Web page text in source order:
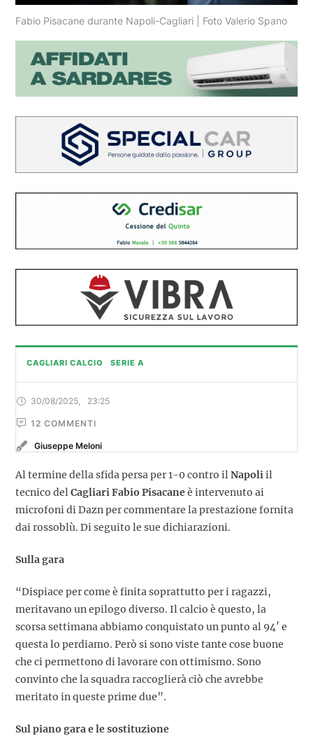
Fabio Pisacane durante Napoli-Cagliari | Foto Valerio Spano
CAGLIARI CALCIO SERIE A
30/08/2025 23:25
12 COMMENTI
Giuseppe Meloni
Al termine della sfida persa per 1-0 contro ilNapoliil
tecnico delCagliari Fabio Pisacaneè intervenuto ai
microfoni di Dazn per commentare la prestazione fornita
dai rossoblù. Di seguito le sue dichiarazioni.
Sulla gara
“Dispiace per come è finita soprattutto per i ragazzi,
meritavano un epilogo diverso. Il calcio è questo, la
scorsa settimana abbiamo conquistato un punto al 94′ e
questa lo perdiamo. Però si sono viste tante cose buone
che ci permettono di lavorare con ottimismo. Sono
convinto che la squadra raccoglierà ciò che avrebbe
meritato in queste prime due”.
Sul piano gara e le sostituzione